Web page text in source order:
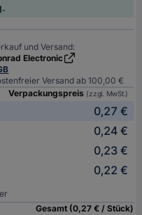
und Versand:
Electronic
Versand ab 100,00 €
Verpackungspreis (zzgl. MwSt.)
0,27 €
0,24 €
0,23 €
0,22 €
Gesamt (0,27 € / Stück)